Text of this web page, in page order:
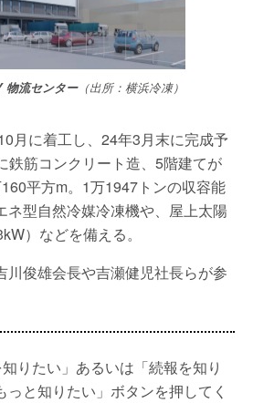
物流センター（出所：横浜冷凍）
月に着工し、24年3月末に完成予
鉄筋コンクリート造、5階建てが
平方m。1万1947トンの収容能
ネ型自然冷媒冷凍機や、屋上太陽
）などを備える。
川俊雄会長や吉瀬健児社長らが参
りたい」あるいは「続報を知り
と知りたい」ボタンを押してく